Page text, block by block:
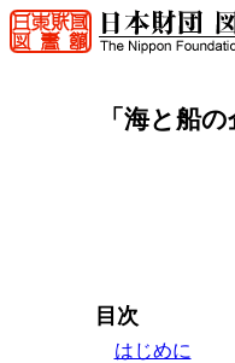
「海と船
目次
はじめに